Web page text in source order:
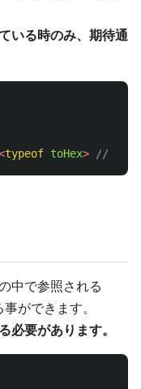
いる時のみ、期待通
typeof toHex> // ()
中で参照される
ができます。
必要があります。